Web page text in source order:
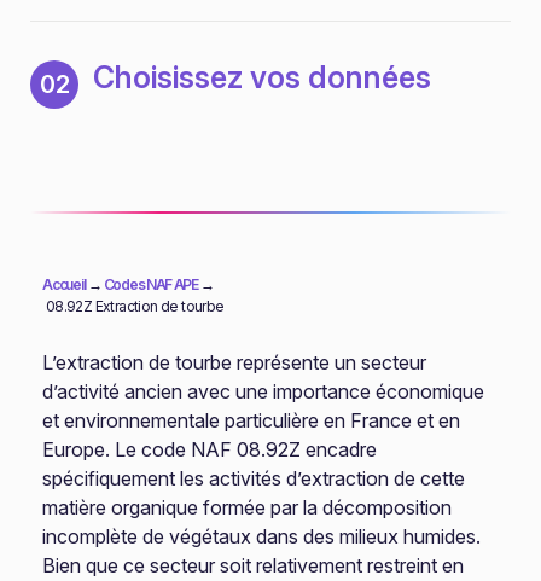
02 Choisissez vos données
Accueil→ Codes NAF APE→
08.92Z Extraction de tourbe
L’extraction de tourbe représente un secteur
d’activité ancien avec une importance économique
et environnementale particulière en France et en
Europe. Le code NAF 08.92Z encadre
spécifiquement les activités d’extraction de cette
matière organique formée par la décomposition
incomplète de végétaux dans des milieux humides.
Bien que ce secteur soit relativement restreint en